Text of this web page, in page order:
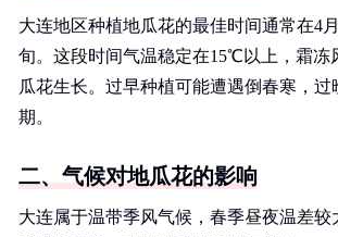
大连地区种植地瓜花的最佳时间通常在4
旬。这段时间气温稳定在15℃以上，霜冻
瓜花生长。过早种植可能遭遇倒春寒，过
期。
二、气候对地瓜花的影响
大连属于温带季风气候，春季昼夜温差较